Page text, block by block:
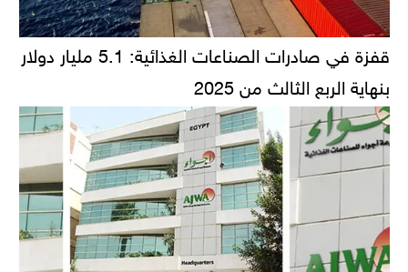
قفزة في صادرات الصناعات الغذائية: 5.1 مليار دولار
بنهاية الربع الثالث من 2025